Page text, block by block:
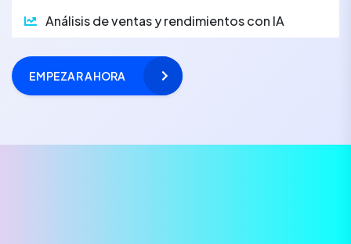
Análisis de ventas y rendimientos con IA
EMPEZAR AHORA